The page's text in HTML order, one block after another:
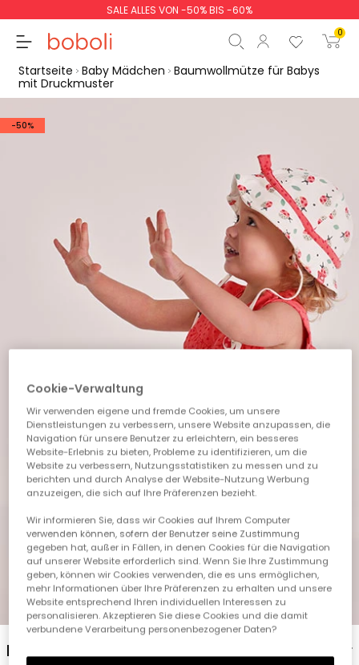
SALE ALLES VON -50% BIS -60%
0
0,00 €
weiter Start der Bestellung
Startseite Baby Mädchen Baumwollmütze für Babys
mit Druckmuster
-50%
1 2 3 4
Baumwollmütze für Babys mit Druckmuster
Cookie-Verwaltung
Wir verwenden eigene und fremde Cookies, um unsere
Dienstleistungen zu verbessern, unsere Website anzupassen, die
Navigation für unsere Benutzer zu erleichtern, ein besseres
Website-Erlebnis zu bieten, Probleme zu identifizieren, um die
Website zu verbessern, Nutzungsstatistiken zu messen und zu
berichten und durch Analyse der Website-Nutzung Werbung
anzuzeigen, die sich auf Ihre Präferenzen bezieht.
Wir informieren Sie, dass wir Cookies auf Ihrem Computer
verwenden können, sofern der Benutzer seine Zustimmung
gegeben hat, außer in Fällen, in denen Cookies für die Navigation
auf unserer Website erforderlich sind. Wenn Sie Ihre Zustimmung
geben, können wir Cookies verwenden, die es uns ermöglichen,
mehr Informationen über Ihre Präferenzen zu erhalten und unsere
Website entsprechend Ihren individuellen Interessen zu
personalisieren. Akzeptieren Sie diese Cookies und die damit
verbundene Verarbeitung personenbezogener Daten?